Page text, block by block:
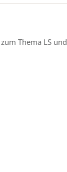
Thema LS und